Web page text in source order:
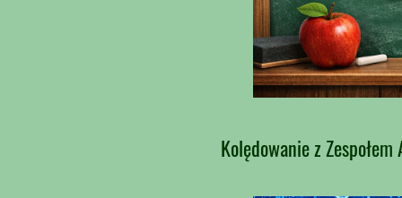
Kolędowanie z Zespołem